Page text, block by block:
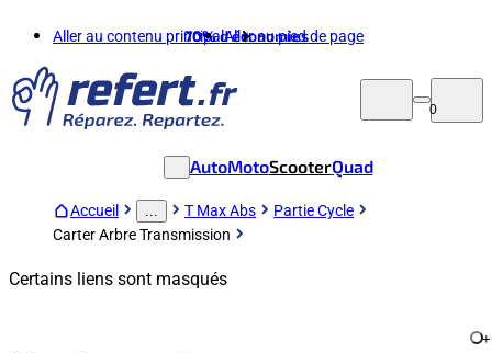
Aller au contenu principalAller au pied de page
70%d'économies
0
AutoMotoScooterQuad
Accueil T Max Abs
Partie Cycle
Carter Arbre Transmission
Certains liens sont masqués
+